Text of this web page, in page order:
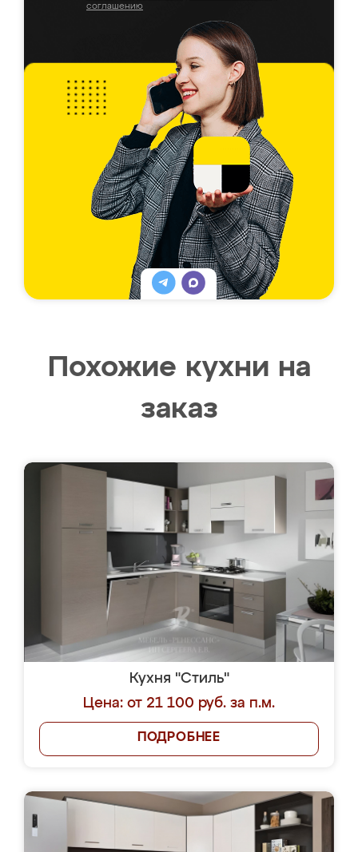
соглашению
Похожие кухни на
заказ
Кухня "Стиль"
Цена: от 21 100 руб. за п.м.
ПОДРОБНЕЕ